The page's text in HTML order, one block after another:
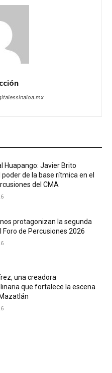
Huapango: Javier Brito
de la base rítmica en el
del CMA
protagonizan la segunda
Foro de Percusiones 2026
una creadora
que fortalece la escena